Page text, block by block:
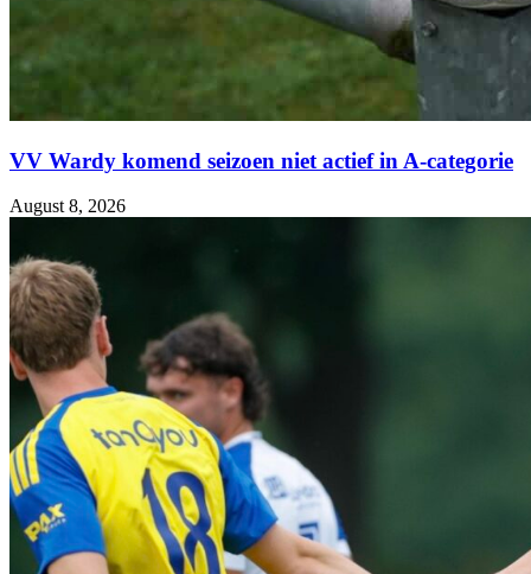
VV Wardy komend seizoen niet actief in A-categorie
August 8, 2026